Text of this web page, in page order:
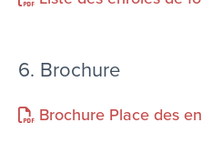
6. Brochure
Brochure Place des